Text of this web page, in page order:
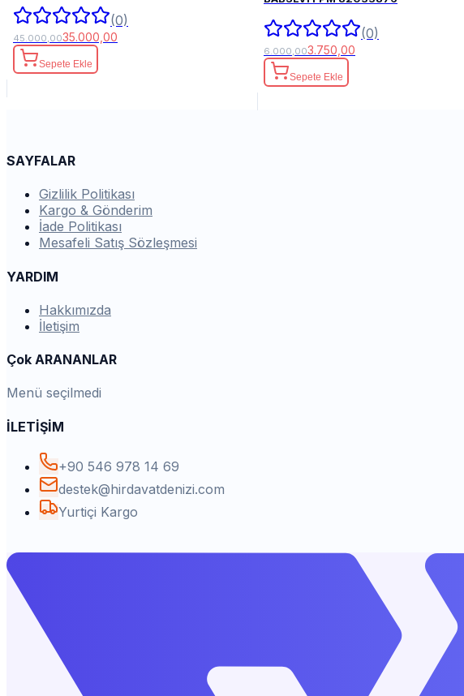
(0)
45.000,0035.000,00
Sepete Ekle
(0)
6.000,003.750,00
Sepete Ekle
SAYFALAR
Gizlilik Politikası
Kargo & Gönderim
İade Politikası
Mesafeli Satış Sözleşmesi
YARDIM
Hakkımızda
İletişim
Çok ARANANLAR
Menü seçilmedi
İLETİŞİM
+90 546 978 14 69
destek@hirdavatdenizi.com
Yurtiçi Kargo